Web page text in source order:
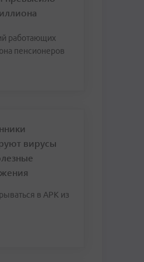
работающих
пенсионеров
вирусы
в APK из